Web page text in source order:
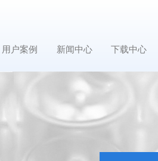
用户案例 新闻中心 下载中心